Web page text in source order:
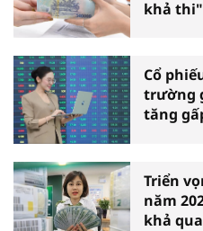
khả thi"
Cổ
trường
tăng
Triển
năm
khả